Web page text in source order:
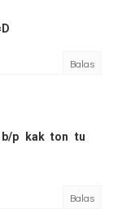
Balas
b/p kak ton tu
Balas